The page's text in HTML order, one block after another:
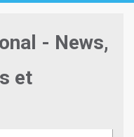
- News,
et